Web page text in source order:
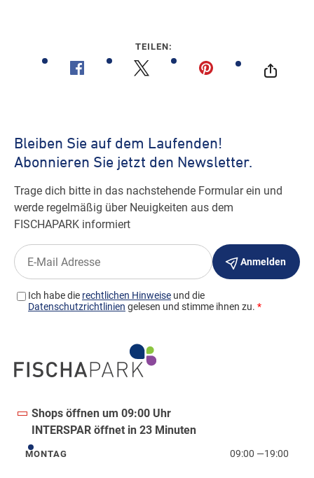
TEILEN:
Shops öffnen um 09:00 Uhr
INTERSPAR öffnet in 23 Minuten
Montag
MONTAG 09:00 —19:00